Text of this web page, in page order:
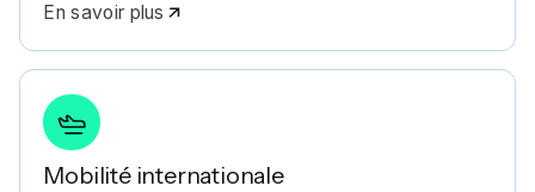
En savoir plus
Mobilité internationale